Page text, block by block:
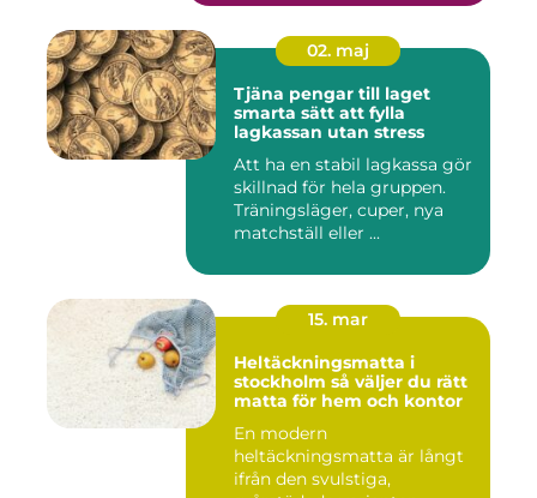
02. maj
Tjäna pengar till laget
smarta sätt att fylla
lagkassan utan stress
Att ha en stabil lagkassa gör
skillnad för hela gruppen.
Träningsläger, cuper, nya
matchställ eller ...
15. mar
Heltäckningsmatta i
stockholm så väljer du rätt
matta för hem och kontor
En modern
heltäckningsmatta är långt
ifrån den svulstiga,